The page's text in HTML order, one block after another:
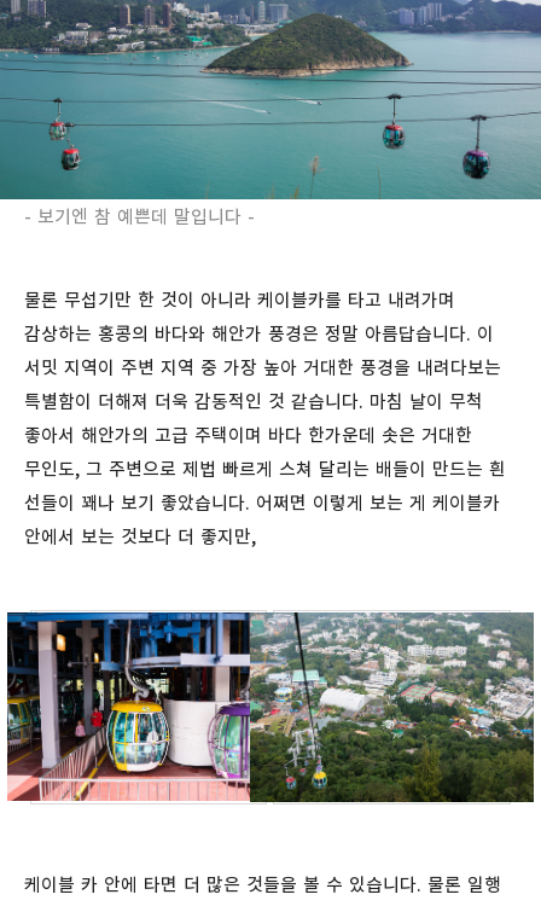
- 보기엔 참 예쁜데 말입니다 -
물론 무섭기만 한 것이 아니라 케이블카를 타고 내려가며
감상하는 홍콩의 바다와 해안가 풍경은 정말 아름답습니다. 이
서밋 지역이 주변 지역 중 가장 높아 거대한 풍경을 내려다보는
특별함이 더해져 더욱 감동적인 것 같습니다. 마침 날이 무척
좋아서 해안가의 고급 주택이며 바다 한가운데 솟은 거대한
무인도, 그 주변으로 제법 빠르게 스쳐 달리는 배들이 만드는 흰
선들이 꽤나 보기 좋았습니다. 어쩌면 이렇게 보는 게 케이블카
안에서 보는 것보다 더 좋지만,
케이블 카 안에 타면 더 많은 것들을 볼 수 있습니다. 물론 일행